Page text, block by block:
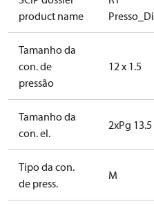
product name
Tamanho da
con. de
pressão
12 x 1.5
Tamanho da
con. el.
2xPg 13.5
Tipo da con.
de press.
M